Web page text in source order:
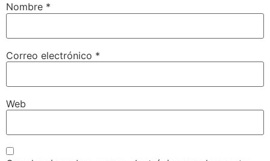
Nombre *
Correo electrónico *
Web